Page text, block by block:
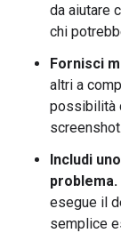
da aiutare
chi
Fornisci
altri a
possibilità
screenshot.
Includi
problema.
esegue il
semplice